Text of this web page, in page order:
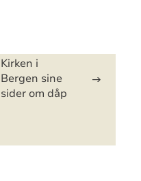
Kirken i
Bergen sine
sider om dåp